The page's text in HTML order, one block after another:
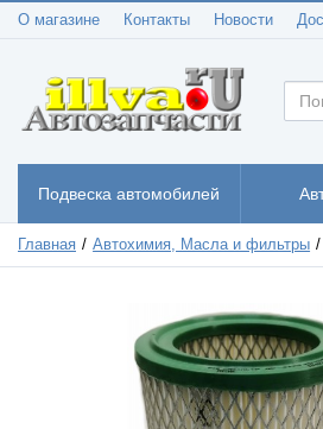
О магазине Контакты Новости
Подвеска автомобилей
Главная Автохимия, Масла и фильтры